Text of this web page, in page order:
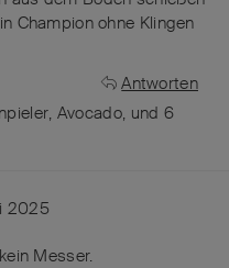
Champion ohne Klingen
Antworten
, Avocado, und 6
2025
Messer.